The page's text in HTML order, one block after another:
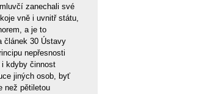
zanechali své
vně i uvnitř státu,
a je to
článek 30 Ústavy
nepřesnosti
kdyby činnost
jiných osob, byť
než pětiletou